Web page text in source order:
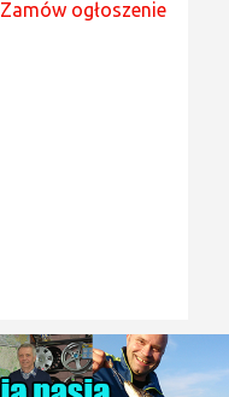
Zamów ogłoszenie